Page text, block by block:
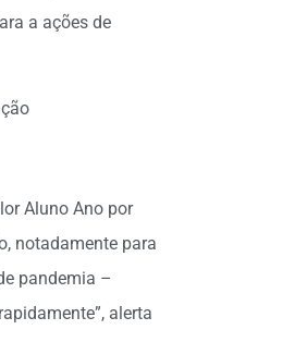
a ações de
Aluno Ano por
notadamente para
pandemia –
alerta